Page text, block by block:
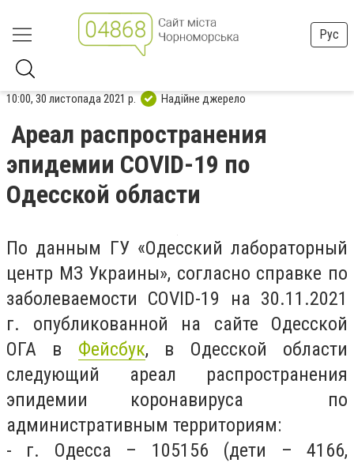
Рус
10:00, 30 листопада 2021 р. Надійне джерело
Ареал распространения
эпидемии COVID-19 по
Одесской области
По данным ГУ «Одесский лабораторный
центр МЗ Украины», согласно справке по
заболеваемости COVID-19 на 30.11.2021
г. опубликованной на сайте Одесской
ОГА в Фейсбук, в Одесской области
следующий ареал распространения
эпидемии коронавируса по
административным территориям:
- г. Одесса – 105156 (дети – 4166,